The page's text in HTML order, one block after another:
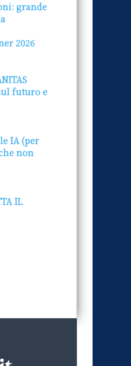
grande
2026
futuro e
IA (per
non
IL